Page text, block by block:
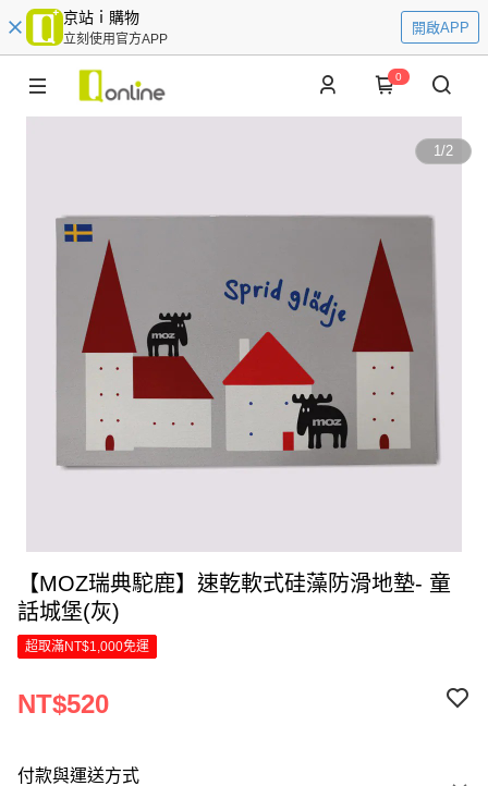
京站ｉ購物
立刻使用官方APP
開啟APP
0
1/2
【MOZ瑞典駝鹿】速乾軟式硅藻防滑地墊- 童
話城堡(灰)
超取滿NT$1,000免運
NT$520
付款與運送方式